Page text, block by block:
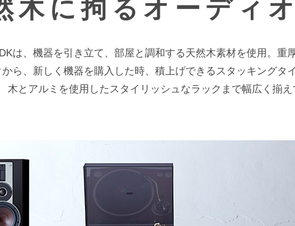
木に拘るオーディ
は、機器を引き立て、部屋と調和する天然木素材を使用。重
から、新しく機器を購入した時、積上げできるスタッキングタ
木とアルミを使用したスタイリッシュなラックまで幅広く揃